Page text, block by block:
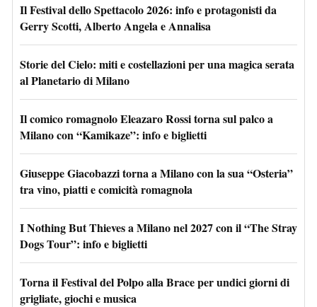
Il Festival dello Spettacolo 2026: info e protagonisti da
Gerry Scotti, Alberto Angela e Annalisa
Storie del Cielo: miti e costellazioni per una magica serata
al Planetario di Milano
Il comico romagnolo Eleazaro Rossi torna sul palco a
Milano con “Kamikaze”: info e biglietti
Giuseppe Giacobazzi torna a Milano con la sua “Osteria”
tra vino, piatti e comicità romagnola
I Nothing But Thieves a Milano nel 2027 con il “The Stray
Dogs Tour”: info e biglietti
Torna il Festival del Polpo alla Brace per undici giorni di
grigliate, giochi e musica